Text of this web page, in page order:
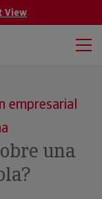
View
empresarial
una